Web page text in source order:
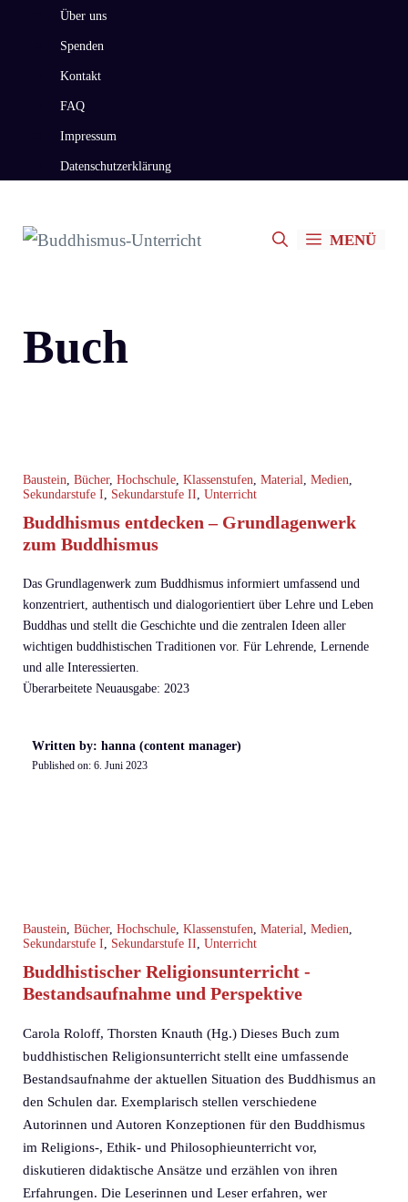
Über uns
Spenden
Kontakt
FAQ
Impressum
Datenschutzerklärung
MENÜ
Buch
Baustein, Bücher, Hochschule, Klassenstufen, Material, Medien,
Sekundarstufe I, Sekundarstufe II, Unterricht
Buddhismus entdecken – Grundlagenwerk
zum Buddhismus
Das Grundlagenwerk zum Buddhismus informiert umfassend und
konzentriert, authentisch und dialogorientiert über Lehre und Leben
Buddhas und stellt die Geschichte und die zentralen Ideen aller
wichtigen buddhistischen Traditionen vor. Für Lehrende, Lernende
und alle Interessierten.
Überarbeitete Neuausgabe: 2023
Written by: hanna (content manager)
Published on: 6. Juni 2023
Baustein, Bücher, Hochschule, Klassenstufen, Material, Medien,
Sekundarstufe I, Sekundarstufe II, Unterricht
Buddhistischer Religionsunterricht -
Bestandsaufnahme und Perspektive
Carola Roloff, Thorsten Knauth (Hg.) Dieses Buch zum
buddhistischen Religionsunterricht stellt eine umfassende
Bestandsaufnahme der aktuellen Situation des Buddhismus an
den Schulen dar. Exemplarisch stellen verschiedene
Autorinnen und Autoren Konzeptionen für den Buddhismus
im Religions-, Ethik- und Philosophieunterricht vor,
diskutieren didaktische Ansätze und erzählen von ihren
Erfahrungen. Die Leserinnen und Leser erfahren, wer